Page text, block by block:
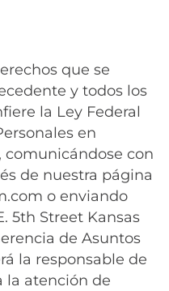
que se
y todos los
la Ley Federal
en
comunicándose con
de nuestra página
o enviando
5th Street Kansas
de Asuntos
la responsable de
la atención de